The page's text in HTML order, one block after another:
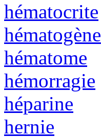
hématocrite
hématogène
hématome
hémorragie
héparine
hernie